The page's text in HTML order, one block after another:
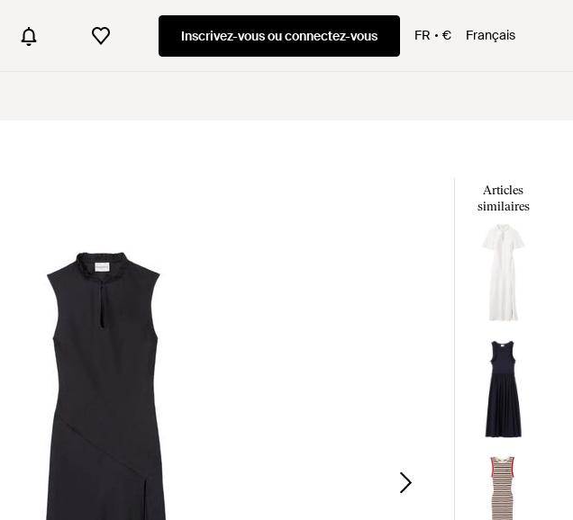
Inscrivez-vous ou connectez-vous FR € Français
Articles
similaires